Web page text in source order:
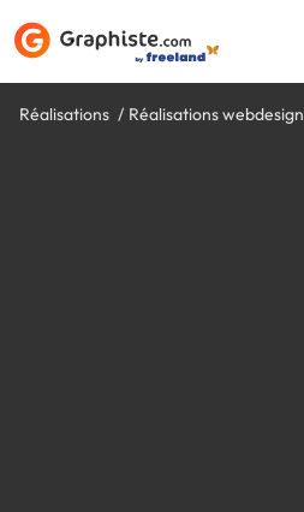
Réalisations Réalisations webdesign